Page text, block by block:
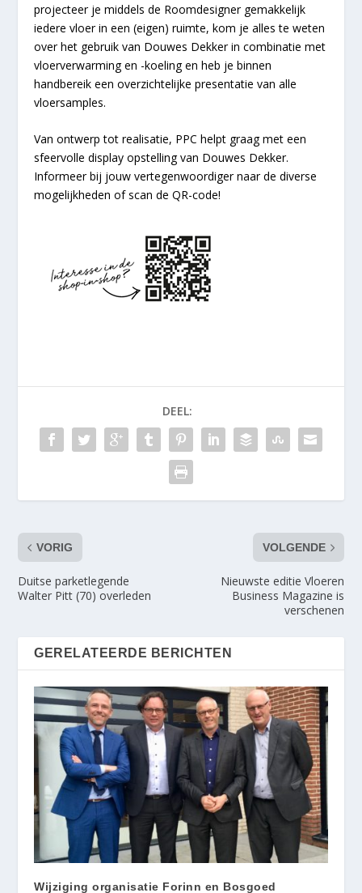
projecteer je middels de Roomdesigner gemakkelijk
iedere vloer in een (eigen) ruimte, kom je alles te weten
over het gebruik van Douwes Dekker in combinatie met
vloerverwarming en -koeling en heb je binnen
handbereik een overzichtelijke presentatie van alle
vloersamples.
Van ontwerp tot realisatie, PPC helpt graag met een
sfeervolle display opstelling van Douwes Dekker.
Informeer bij jouw vertegenwoordiger naar de diverse
mogelijkheden of scan de QR-code!
DEEL:
VORIG
Duitse parketlegende
Walter Pitt (70) overleden
VOLGENDE
Nieuwste editie Vloeren
Business Magazine is
verschenen
GERELATEERDE BERICHTEN
Wijziging organisatie Forinn en Bosgoed